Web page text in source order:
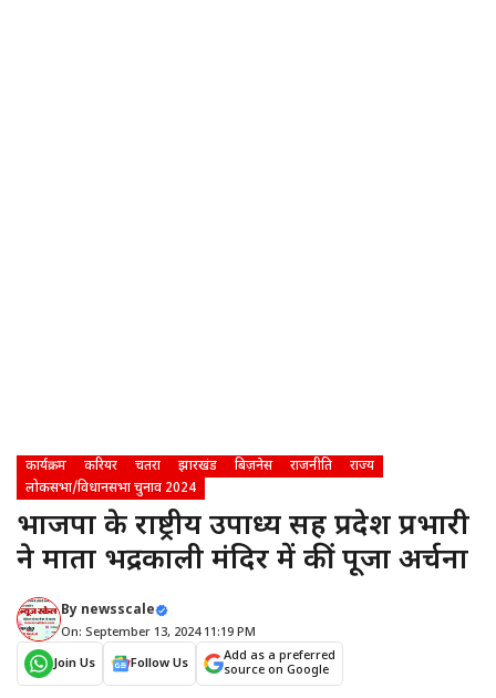
कार्यक्रम करियर चतरा झारखंड बिज़नेस राजनीति
राज्य
लोकसभा/विधानसभा चुनाव 2024
भाजपा के राष्ट्रीय उपाध्यक्ष सह प्रदेश प्रभारी
ने माता भद्रकाली मंदिर में कीं पूजा अर्चना
By newsscale
On: September 13, 2024 11:19 PM
Join Us
Follow Us
Add as a preferred
source on Google